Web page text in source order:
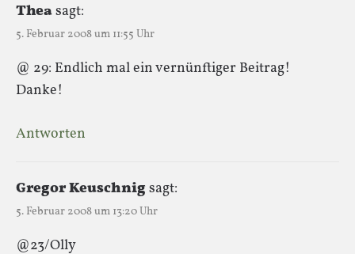
Theasagt:
5. Februar 2008 um 11:55 Uhr
@ 29: Endlich mal ein vernünftiger Beitrag!
Danke!
Antworten
Gregor Keuschnigsagt:
5. Februar 2008 um 13:20 Uhr
@23/Olly